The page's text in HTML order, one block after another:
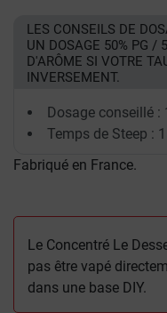
LES CONSEILS DE
UN DOSAGE 50% PG /
D'ARÔME SI VOTRE
INVERSEMENT.
Dosage conseillé :
Temps de Steep :
Fabriqué en France.
Le Concentré Le
pas être vapé
dans une base DIY.